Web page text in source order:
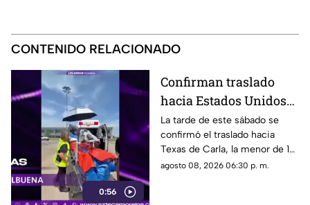
CONTENIDO RELACIONADO
0:56
Confirman traslado
hacia Estados Unidos
de menor que sufrió
quemadura en la
explosión de gas LP en
Cuernavaca
La tarde de este sábado se
confirmó el traslado hacia
Texas de Carla, la menor de 15
años que resultó gravemente
agosto 08, 2026 06:30 p. m.